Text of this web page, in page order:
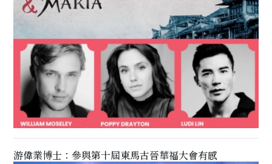
游偉業博士：參與第十屆東馬古晉華福大會有感